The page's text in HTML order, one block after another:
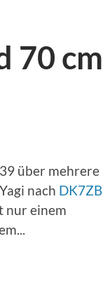
70 cm
über mehrere
nach DK7ZB
nur einem